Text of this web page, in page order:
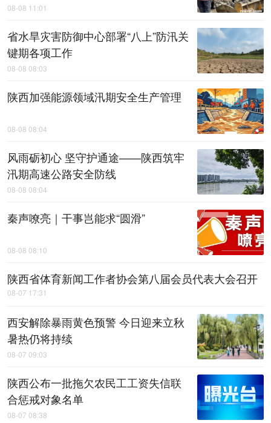
08-08 11:01
省水旱灾害防御中心部署“八上”防汛关
键期各项工作
08-08 08:03
陕西加强能源领域汛期安全生产管理
08-08 08:04
风雨砺初心 坚守护通途——陕西筑牢
汛期高速公路安全防线
08-08 08:04
秦声嘹亮｜干事岂能求“圆滑”
08-08 08:10
陕西省体育新闻工作者协会第八届会员代表大会召开
08-07 17:31
西安解除暴雨黄色预警 今日迎来立秋
暑热仍将持续
08-07 09:03
陕西公布一批拖欠农民工工资失信联
合惩戒对象名单
08-07 08:38